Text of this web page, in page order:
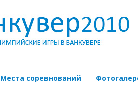
Места соревнований